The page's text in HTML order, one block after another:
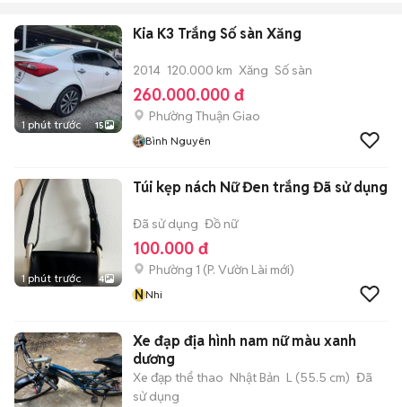
1 phút trước 15
Kia K3 Trắng Số sàn Xăng
2014 120.000 km Xăng Số sàn
260.000.000 đ
Phường Thuận Giao
Bình Nguyên
1 phút trước 4
Túi kẹp nách Nữ Đen trắng Đã sử dụng
Đã sử dụng Đồ nữ
100.000 đ
Phường 1 (P. Vườn Lài mới)
NNhi
Xe đạp địa hình nam nữ màu xanh
dương
Xe đạp thể thao Nhật Bản L (55.5 cm) Đã
sử dụng